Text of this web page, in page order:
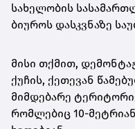
სახელობის
ბიუროს დასკვნაზე
მისი თქმით,
ქუჩის, ქეთევან
მიმდებარე
რომლებიც 10-